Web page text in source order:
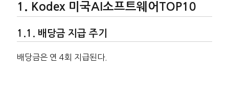
Kodex 미국AI소프트웨어TOP10
배당금 지급 주기
배당금은 연 4회 지급된다.